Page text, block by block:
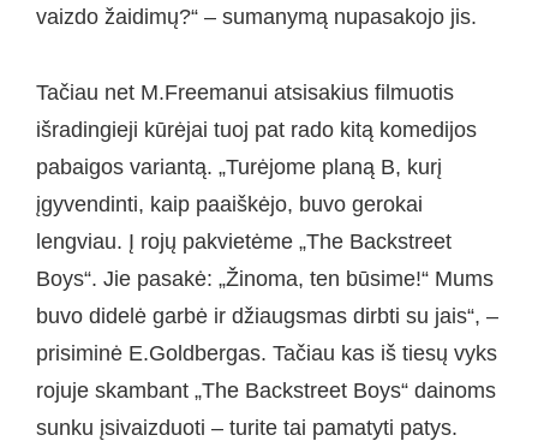
vaizdo žaidimų?“ – sumanymą nupasakojo jis.
Tačiau net M.Freemanui atsisakius filmuotis
išradingieji kūrėjai tuoj pat rado kitą komedijos
pabaigos variantą. „Turėjome planą B, kurį
įgyvendinti, kaip paaiškėjo, buvo gerokai
lengviau. Į rojų pakvietėme „The Backstreet
Boys“. Jie pasakė: „Žinoma, ten būsime!“ Mums
buvo didelė garbė ir džiaugsmas dirbti su jais“, –
prisiminė E.Goldbergas. Tačiau kas iš tiesų vyks
rojuje skambant „The Backstreet Boys“ dainoms
sunku įsivaizduoti – turite tai pamatyti patys.